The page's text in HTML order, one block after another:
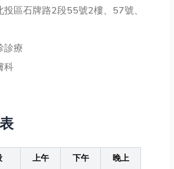
投區石牌路2段55號2樓、57號、
診療
科
上午 下午
晚上